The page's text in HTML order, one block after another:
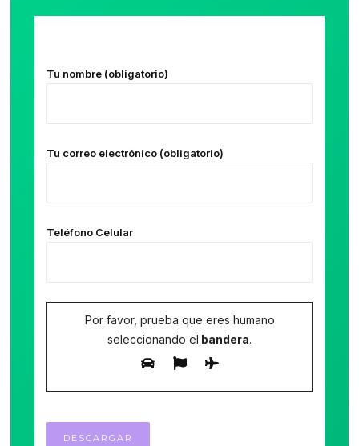
Tu nombre (obligatorio)
Tu correo electrónico (obligatorio)
Teléfono Celular
Por favor, prueba que eres humano
seleccionando el bandera.